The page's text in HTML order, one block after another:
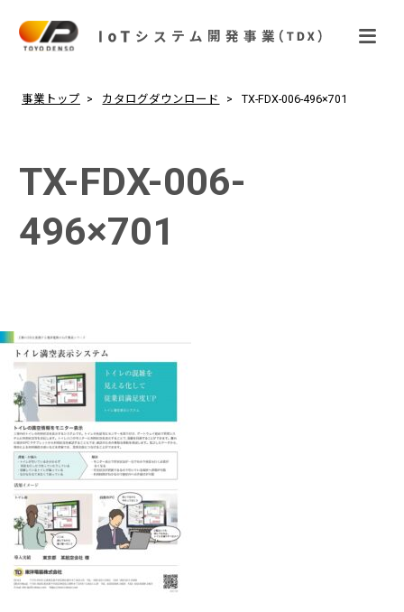
事業トップ カタログダウンロード TX-FDX-006-496×701
TX-FDX-006-
496×701